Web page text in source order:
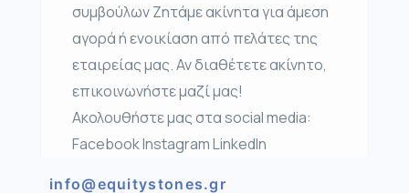
συμβούλων Ζητάμε ακίνητα για άμεση
αγορά ή ενοικίαση από πελάτες της
εταιρείας μας. Αν διαθέτετε ακίνητο,
επικοινωνήστε μαζί μας!
Ακολουθήστε μας στα social media:
Facebook Instagram LinkedIn
info@equitystones.gr